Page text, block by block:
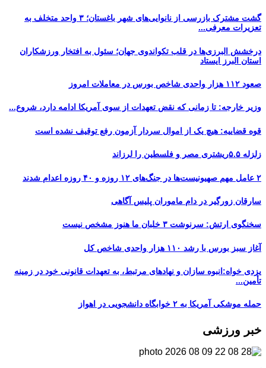
گشت مشترک بازرسی از نانوایی‌های شهر باغستان؛ ۳ واحد متخلف به
تعزیرات معرفی...
درخشش البرزی‌ها در قلب تکواندوی جهان؛ سئول به افتخار ورزشکاران
استان البرز ایستاد
صعود ۱۱۲ هزار واحدی شاخص بورس در معاملات امروز
وزیر خارجه: تا زمانی که نقض تعهدات از سوی آمریکا ادامه دارد، شروع...
قوه قضاییه: هیچ یک از اموال سردار آزمون رفع توقیف نشده است
زلزله ۵.۵ریشتری مصر و فلسطین را لرزاند
۲ عامل مهم صهیونیست‌ها در جنگ‌های ۱۲ روزه و ۴۰ روزه اعدام شدند
سارقان زورگیر در دام ماموران پلیس آگاهی
سخنگوی ارتش: سرنوشت ۳ خلبان ما هنوز مشخص نیست
آغاز سبز بورس با رشد ۱۱۰ هزار واحدی شاخص کل
یزدی خواه:انبوه سازان و نهادهای مرتبط، به تعهدات قانونی خود در زمینه
تأمین...
حمله موشکی آمریکا به ۲ خوابگاه دانشجویی در اهواز
خبر ورزشی